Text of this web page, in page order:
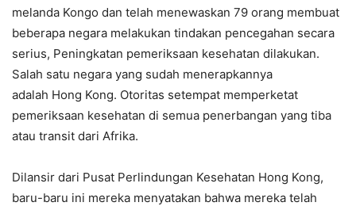
melanda Kongo dan telah menewaskan 79 orang membuat
beberapa negara melakukan tindakan pencegahan secara
serius, Peningkatan pemeriksaan kesehatan dilakukan.
Salah satu negara yang sudah menerapkannya
adalah Hong Kong. Otoritas setempat memperketat
pemeriksaan kesehatan di semua penerbangan yang tiba
atau transit dari Afrika.
Dilansir dari Pusat Perlindungan Kesehatan Hong Kong,
baru-baru ini mereka menyatakan bahwa mereka telah